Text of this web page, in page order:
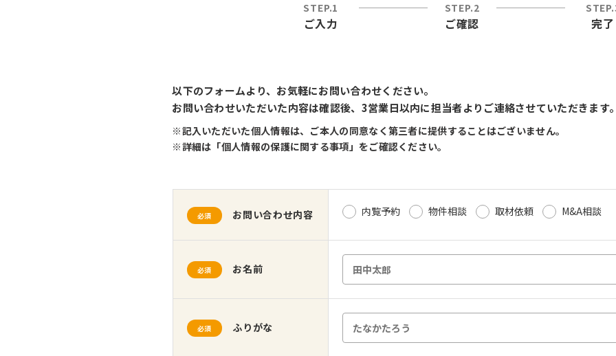
STEP.1
ご入力
STEP.2
ご確認 完了
以下のフォームより、お気軽にお問い合わせください。
お問い合わせいただいた内容は確認後、3営業日以内に担当者よりご連絡させていただきます
※記入いただいた個人情報は、ご本人の同意なく第三者に提供することはございません。
※詳細は「個人情報の保護に関する事項」をご確認ください。
必須 お問い合わせ内容 内覧予約 物件相談 取材依頼 M&A相談
必須 お名前
必須 ふりがな